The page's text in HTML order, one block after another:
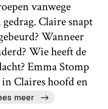
vanwege
Claire snapt
Wanneer
Wie heeft de
Emma Stomp
Claires hoofd en
meer